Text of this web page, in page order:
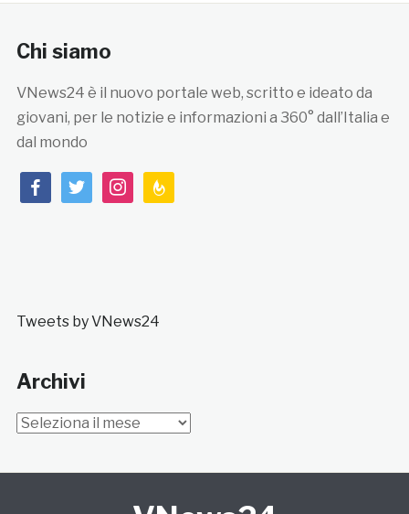
Chi siamo
VNews24 è il nuovo portale web, scritto e ideato da
giovani, per le notizie e informazioni a 360° dall’Italia e
dal mondo
facebooktwitterinstagramfeedburner
Tweets by VNews24
Archivi
Archivi